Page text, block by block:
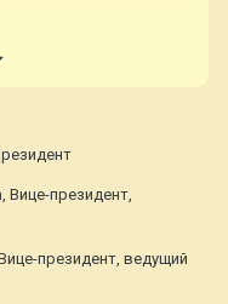
частенько звонят по
президент,
президент, ведущий